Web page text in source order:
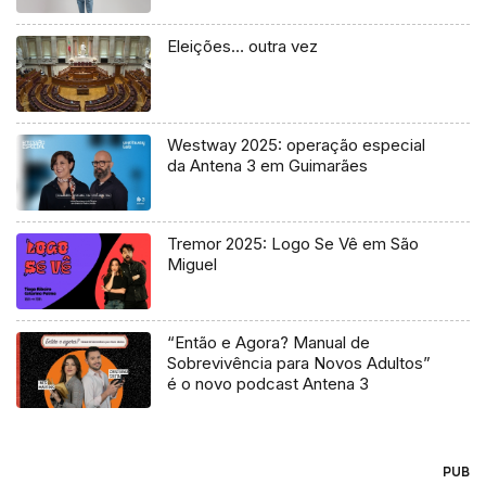
Eleições… outra vez
Westway 2025: operação especial
da Antena 3 em Guimarães
Tremor 2025: Logo Se Vê em São
Miguel
“Então e Agora? Manual de
Sobrevivência para Novos Adultos”
é o novo podcast Antena 3
PUB